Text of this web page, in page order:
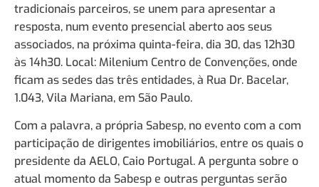
tradicionais parceiros, se unem para apresentar a
resposta, num evento presencial aberto aos seus
associados, na próxima quinta-feira, dia 30, das 12h30
às 14h30. Local: Milenium Centro de Convenções, onde
ficam as sedes das três entidades, à Rua Dr. Bacelar,
1.043, Vila Mariana, em São Paulo.
Com a palavra, a própria Sabesp, no evento com a com
participação de dirigentes imobiliários, entre os quais o
presidente da AELO, Caio Portugal. A pergunta sobre o
atual momento da Sabesp e outras perguntas serão